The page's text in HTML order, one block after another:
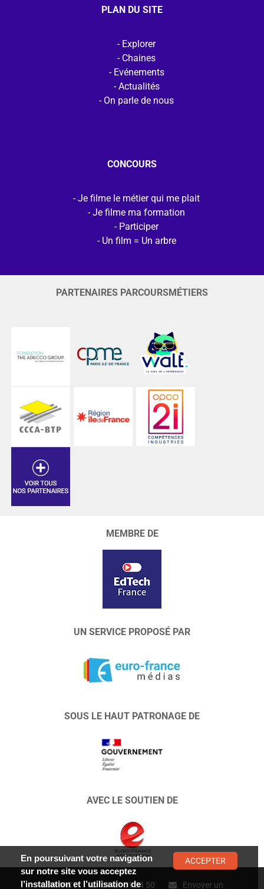
PLAN DU SITE
Explorer
Chaines
Evénements
Actualités
On parle de nous
CONCOURS
Je filme le métier qui me plait
Je filme ma formation
Participer
Un film = Un arbre
PARTENAIRES PARCOURSMÉTIERS
MEMBRE DE
UN SERVICE PROPOSÉ PAR
SOUS LE HAUT PATRONAGE DE
AVEC LE SOUTIEN DE
CONTACT : 01 47 01 34 50 Envoyer un
En poursuivant votre navigation
sur notre site vous acceptez
l’installation et l’utilisation de
ACCEPTER